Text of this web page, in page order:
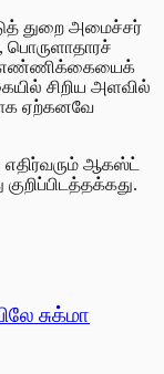
துறை அமைச்சர்
பொருளாதாரச்
எண்ணிக்கையைக்
சிறிய அளவில்
ஏற்கனவே
எதிர்வரும் ஆகஸ்ட்
சுக்மா